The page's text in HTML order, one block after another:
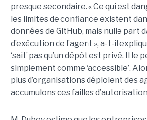
presque secondaire. « Ce qui est
les limites de confiance existent
données de GitHub, mais nulle part
d’exécution de l’agent », a-t-il
‘sait’ pas qu’un dépôt est privé. Il le
simplement comme ‘accessible’.
plus d’organisations déploient des
accumulons ces failles